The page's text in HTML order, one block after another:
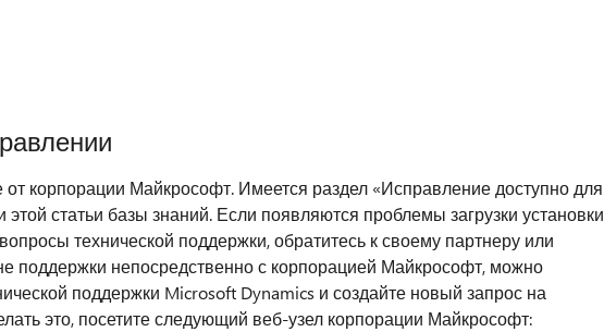
корпорации Майкрософт. Имеется раздел «Исправление доступно для
этой статьи базы знаний. Если появляются проблемы загрузки установки
технической поддержки, обратитесь к своему партнеру или
поддержки непосредственно с корпорацией Майкрософт, можно
поддержки Microsoft Dynamics и создайте новый запрос на
это, посетите следующий веб-узел корпорации Майкрософт: